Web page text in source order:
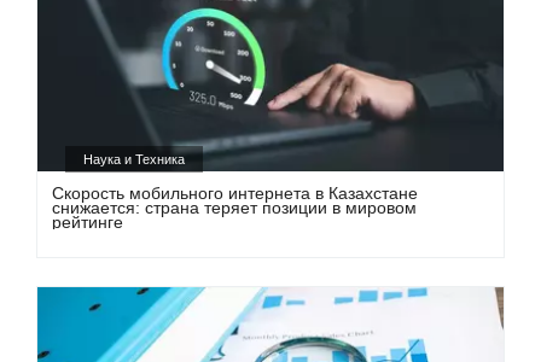
Наука и Техника
Скорость мобильного интернета в Казахстане
снижается: страна теряет позиции в мировом
рейтинге